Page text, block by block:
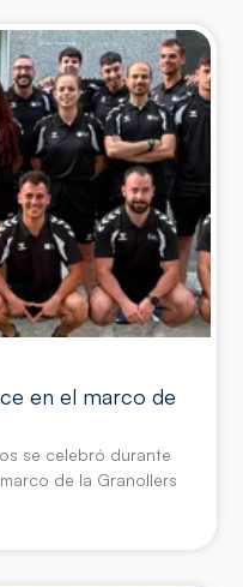
en el marco de
se celebró durante
de la Granollers